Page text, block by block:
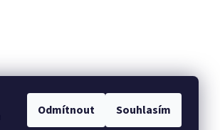
Odmítnout Souhlasím